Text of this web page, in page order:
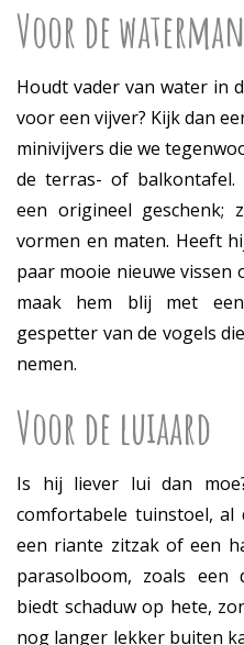
Voor de waterman
Houdt vader van water in
voor een vijver? Kijk dan
minivijvers die we
de terras- of
een origineel geschenk;
vormen en maten. Heeft
paar mooie nieuwe vissen
maak hem blij met
gespetter van de vogels
nemen.
Voor de luiaard
Is hij liever lui dan
comfortabele tuinstoel, al
een riante zitzak of een
parasolboom, zoals een
biedt schaduw op hete,
nog langer lekker buiten